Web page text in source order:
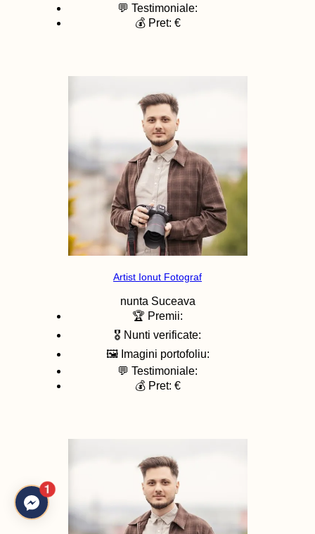
💬 Testimoniale:
💰 Pret: €
Artist Ionut Fotograf
nunta Suceava
🏆 Premii:
🎖️ Nunti verificate:
🖼️ Imagini portofoliu:
💬 Testimoniale:
💰 Pret: €